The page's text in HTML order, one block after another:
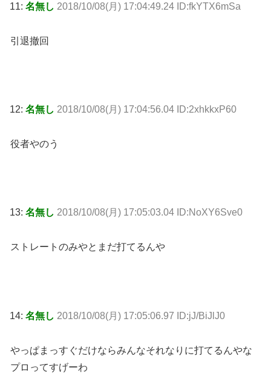
11: 名無し 2018/10/08(月) 17:04:49.24 ID:fkYTX6mSa
引退撤回
12: 名無し 2018/10/08(月) 17:04:56.04 ID:2xhkkxP60
役者やのう
13: 名無し 2018/10/08(月) 17:05:03.04 ID:NoXY6Sve0
ストレートのみやとまだ打てるんや
14: 名無し 2018/10/08(月) 17:05:06.97 ID:jJ/BiJlJ0
やっぱまっすぐだけならみんなそれなりに打てるんやな
プロってすげーわ